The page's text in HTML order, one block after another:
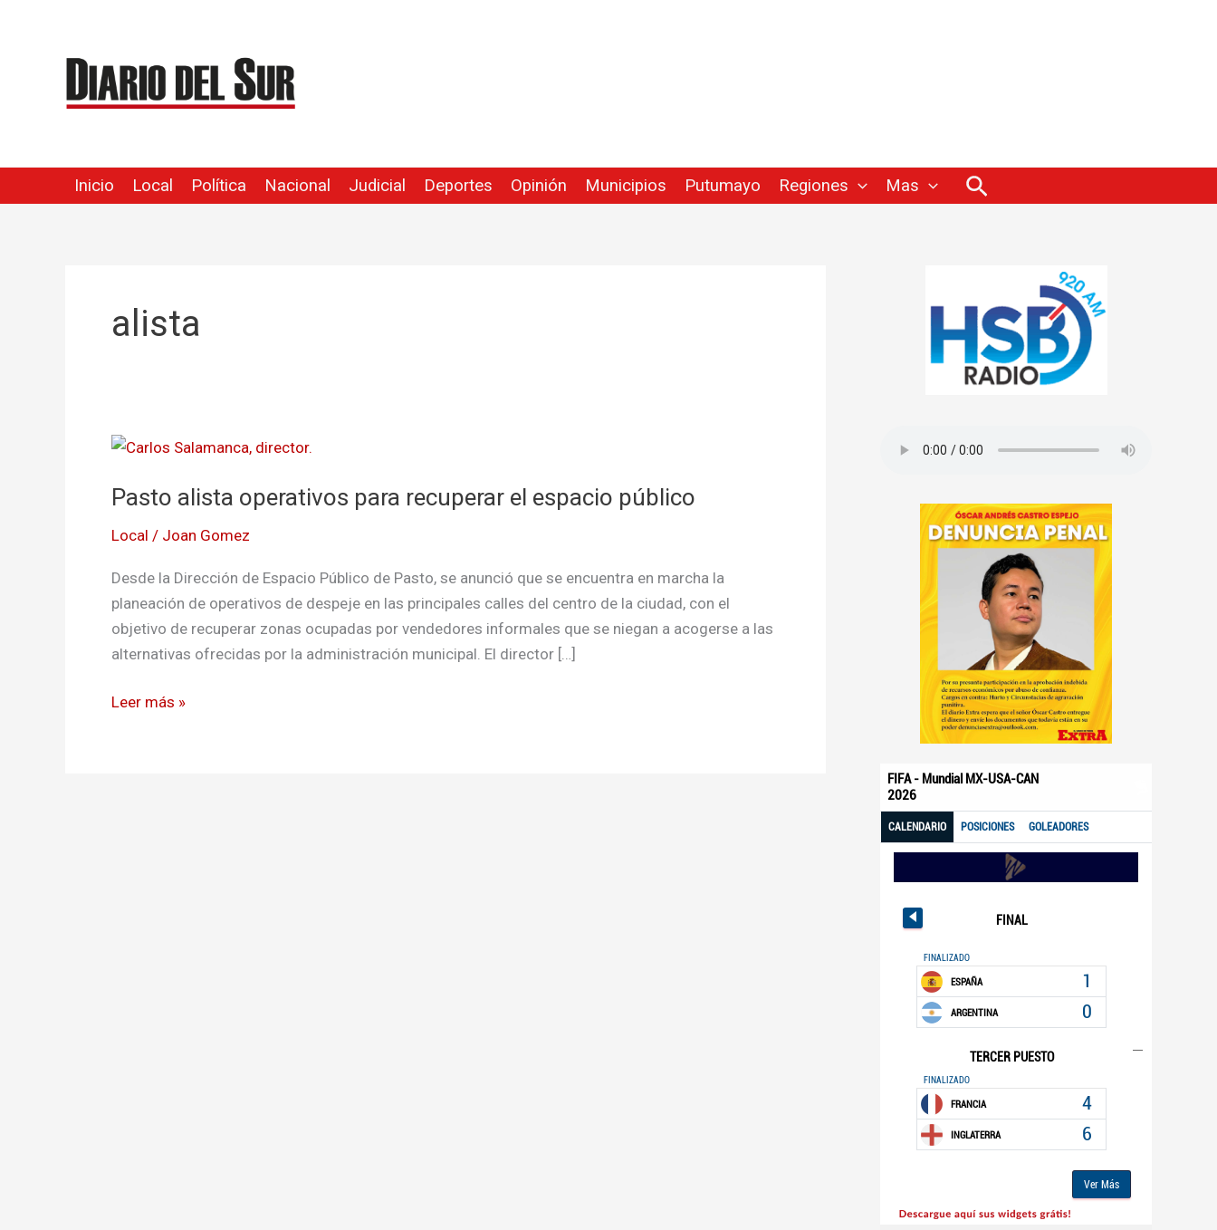
contenido
Inicio Local Política Nacional Judicial Deportes Opinión Municipios Putumayo Regiones Mas Buscar
alista
Pasto alista operativos para recuperar el espacio público
Local / Joan Gomez
Desde la Dirección de Espacio Público de Pasto, se anunció que se encuentra en marcha la
planeación de operativos de despeje en las principales calles del centro de la ciudad, con el
objetivo de recuperar zonas ocupadas por vendedores informales que se niegan a acogerse a las
alternativas ofrecidas por la administración municipal. El director […]
Pasto
operativos
recuperar
el
espacio
público
Leer más »